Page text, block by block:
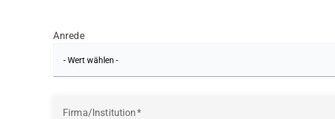
Anrede
Firma/Institution